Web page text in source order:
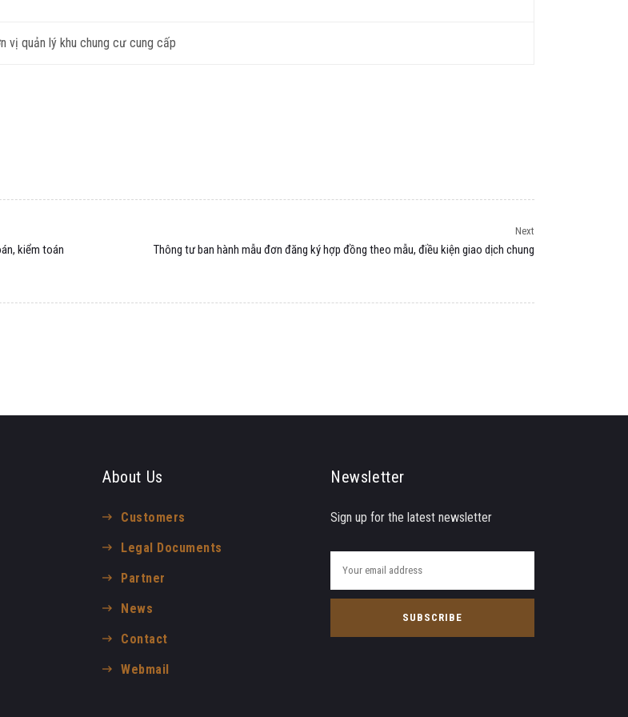
vị quản lý khu chung cư cung cấp
kiểm toán
Next
Thông tư ban hành mẫu đơn đăng ký hợp đồng theo mẫu, điều kiện giao dịch chung
About Us
Customers
Legal Documents
Partner
News
Contact
Webmail
Newsletter
Sign up for the latest newsletter